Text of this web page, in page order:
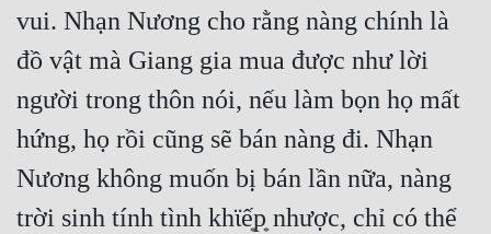
vui. Nhạn Nương cho rằng nàng chính là
đồ vật mà Giang gia mua được như lời
người trong thôn nói, nếu làm bọn họ mất
hứng, họ rồi cũng sẽ bán nàng đi. Nhạn
Nương không muốn bị bán lần nữa, nàng
trời sinh tính tình khϊế͙p͙ nhược, chỉ có thể